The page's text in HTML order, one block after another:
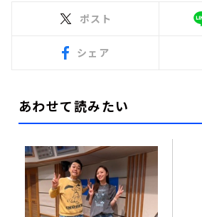
ポスト
シェア
あわせて読みたい